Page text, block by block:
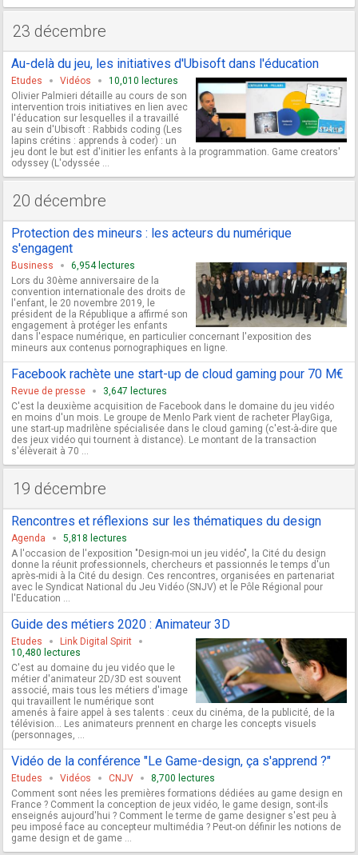
23 décembre
Au-delà du jeu, les initiatives d'Ubisoft dans l'éducation
Etudes Vidéos
10,010 lectures
Olivier Palmieri détaille au cours de son
intervention trois initiatives en lien avec
l'éducation sur lesquelles il a travaillé
au sein d'Ubisoft : Rabbids coding (Les
lapins crétins : apprends à coder) : un
jeu dont le but est d'initier les enfants à la programmation. Game creators'
odyssey (L'odyssée ...
20 décembre
Protection des mineurs : les acteurs du numérique
s'engagent
Business
6,954 lectures
Lors du 30ème anniversaire de la
convention internationale des droits de
l'enfant, le 20 novembre 2019, le
président de la République a affirmé son
engagement à protéger les enfants
dans l'espace numérique, en particulier concernant l'exposition des
mineurs aux contenus pornographiques en ligne.
Facebook rachète une start-up de cloud gaming pour 70 M€
Revue de presse
3,647 lectures
C'est la deuxième acquisition de Facebook dans le domaine du jeu vidéo
en moins d'un mois. Le groupe de Menlo Park vient de racheter PlayGiga,
une start-up madrilène spécialisée dans le cloud gaming (c'est-à-dire que
des jeux vidéo qui tournent à distance). Le montant de la transaction
s'élèverait à 70 ...
19 décembre
Rencontres et réflexions sur les thématiques du design
Agenda
5,818 lectures
A l'occasion de l'exposition "Design-moi un jeu vidéo", la Cité du design
donne la réunit professionnels, chercheurs et passionnés le temps d'un
après-midi à la Cité du design. Ces rencontres, organisées en partenariat
avec le Syndicat National du Jeu Vidéo (SNJV) et le Pôle Régional pour
l'Education ...
Guide des métiers 2020 : Animateur 3D
Etudes
Link Digital Spirit
10,480 lectures
C'est au domaine du jeu vidéo que le
métier d'animateur 2D/3D est souvent
associé, mais tous les métiers d'image
qui travaillent le numérique sont
amenés à faire appel à ses talents : ceux du cinéma, de la publicité, de la
télévision… Les animateurs prennent en charge les concepts visuels
(personnages, ...
Vidéo de la conférence "Le Game-design, ça s'apprend ?"
Etudes Vidéos CNJV
8,700 lectures
Comment sont nées les premières formations dédiées au game design en
France ? Comment la conception de jeux vidéo, le game design, sont-ils
enseignés aujourd'hui ? Comment le terme de game designer s'est peu à
peu imposé face au concepteur multimédia ? Peut-on définir les notions de
game design et de game ...